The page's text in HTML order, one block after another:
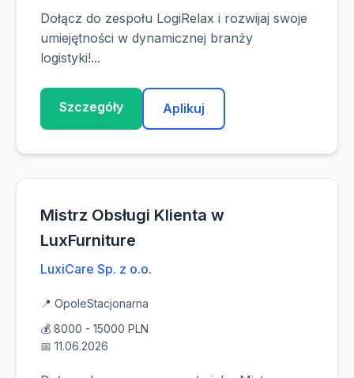
Dołącz do zespołu LogiRelax i rozwijaj swoje
umiejętności w dynamicznej branży
logistyki!...
Szczegóły Aplikuj
Mistrz Obsługi Klienta w
LuxFurniture
LuxiCare Sp. z o.o.
📍 OpoleStacjonarna
💰 8000 - 15000 PLN
📅 11.06.2026